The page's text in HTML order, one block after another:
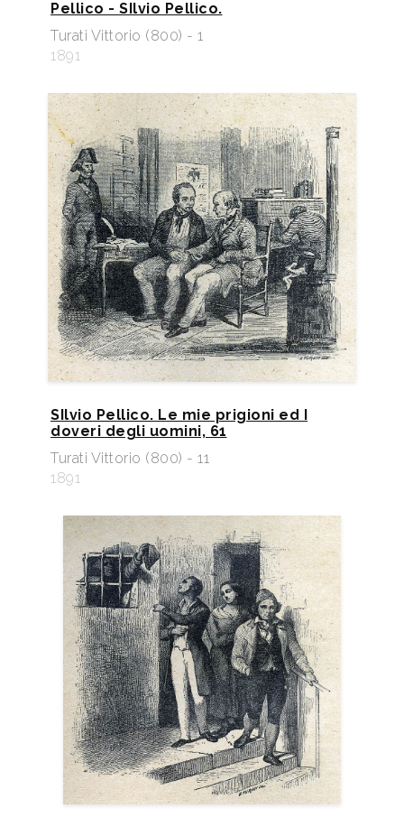
Pellico - SIlvio Pellico.
Turati Vittorio (800) - 1
1891
SIlvio Pellico. Le mie prigioni ed I
doveri degli uomini, 61
Turati Vittorio (800) - 11
1891